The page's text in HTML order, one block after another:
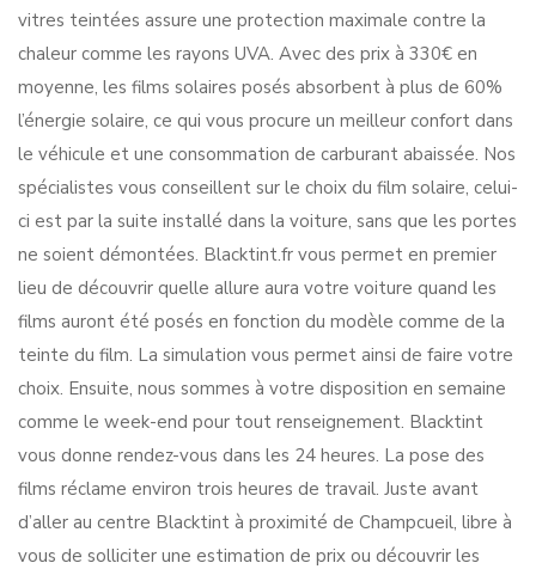
vitres teintées assure une protection maximale contre la
chaleur comme les rayons UVA. Avec des prix à 330€ en
moyenne, les films solaires posés absorbent à plus de 60%
l’énergie solaire, ce qui vous procure un meilleur confort dans
le véhicule et une consommation de carburant abaissée. Nos
spécialistes vous conseillent sur le choix du film solaire, celui-
ci est par la suite installé dans la voiture, sans que les portes
ne soient démontées. Blacktint.fr vous permet en premier
lieu de découvrir quelle allure aura votre voiture quand les
films auront été posés en fonction du modèle comme de la
teinte du film. La simulation vous permet ainsi de faire votre
choix. Ensuite, nous sommes à votre disposition en semaine
comme le week-end pour tout renseignement. Blacktint
vous donne rendez-vous dans les 24 heures. La pose des
films réclame environ trois heures de travail. Juste avant
d’aller au centre Blacktint à proximité de Champcueil, libre à
vous de solliciter une estimation de prix ou découvrir les